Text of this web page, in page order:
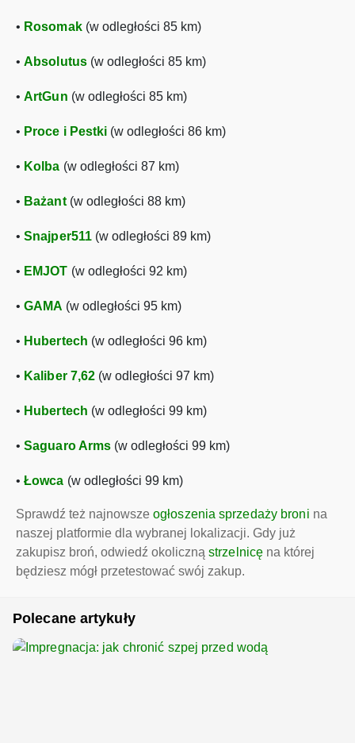
• Rosomak(w odległości 85 km)
• Absolutus(w odległości 85 km)
• ArtGun (w odległości 85 km)
• Proce i Pestki (w odległości 86 km)
• Kolba (w odległości 87 km)
• Bażant(w odległości 88 km)
• Snajper511 (w odległości 89 km)
• EMJOT (w odległości 92 km)
• GAMA (w odległości 95 km)
• Hubertech (w odległości 96 km)
• Kaliber 7,62 (w odległości 97 km)
• Hubertech (w odległości 99 km)
• Saguaro Arms (w odległości 99 km)
• Łowca (w odległości 99 km)
Sprawdź też najnowsze ogłoszenia sprzedaży broni na
naszej platformie dla wybranej lokalizacji. Gdy już
zakupisz broń, odwiedź okoliczną strzelnicę na której
będziesz mógł przetestować swój zakup.
Polecane artykuły